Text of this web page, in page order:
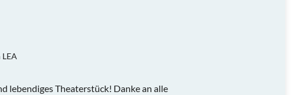
lebendiges Theaterstück! Danke an alle